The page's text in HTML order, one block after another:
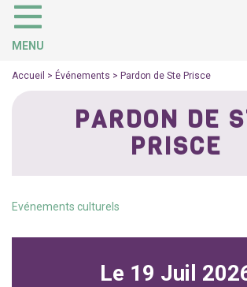
MENU
Accueil > Événements > Pardon de Ste Prisce
PARDON DE
PRISCE
Evénements culturels
Le 19 Juil